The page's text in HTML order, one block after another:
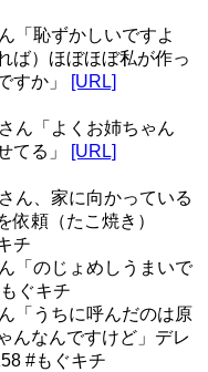
「恥ずかしいですよ
ば）ほぼほぼ私が作っ
すか」
[URL]
ん「よくお姉ちゃん
てる」
[URL]
ん、家に向かっている
依頼（たこ焼き）
チ
「のじょめしうまいで
ぐキチ
「うちに呼んだのは原
んなんですけど」デレ
#もぐキチ